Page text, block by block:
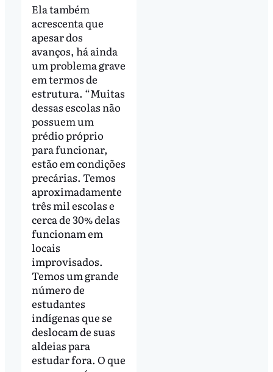
Ela também
acrescenta que
apesar dos
avanços, há ainda
um problema grave
em termos de
estrutura. “Muitas
dessas escolas não
possuem um
prédio próprio
para funcionar,
estão em condições
precárias. Temos
aproximadamente
três mil escolas e
cerca de 30% delas
funcionam em
locais
improvisados.
Temos um grande
número de
estudantes
indígenas que se
deslocam de suas
aldeias para
estudar fora. O que